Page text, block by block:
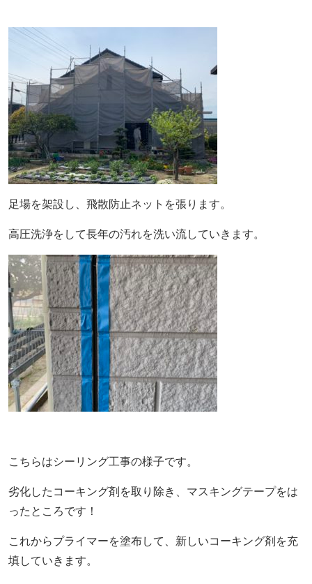
足場を架設し、飛散防止ネットを張ります。
高圧洗浄をして長年の汚れを洗い流していきます。
こちらはシーリング工事の様子です。
劣化したコーキング剤を取り除き、マスキングテープをは
ったところです！
これからプライマーを塗布して、新しいコーキング剤を充
填していきます。